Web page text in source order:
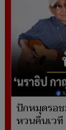
ปักหมุดรอ
หวนคืนเวที